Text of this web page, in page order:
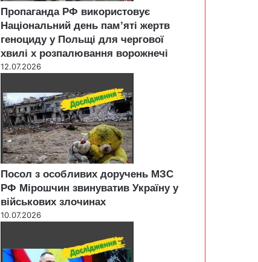
Пропаганда РФ використовує
Національний день пам’яті жертв
геноциду у Польщі для чергової
хвилі х розпалювання ворожнечі
12.07.2026
Посол з особливих доручень МЗС
РФ Мірошчин звинуватив Україну у
військових злочинах
10.07.2026